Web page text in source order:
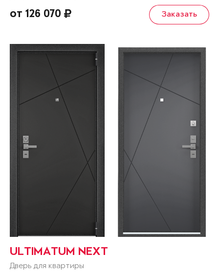
от 126 070 Заказать
ULTIMATUM NEXT
Дверь для квартиры